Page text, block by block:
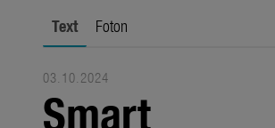
Presskontakt
Text Foton
03.10.2024
Smart